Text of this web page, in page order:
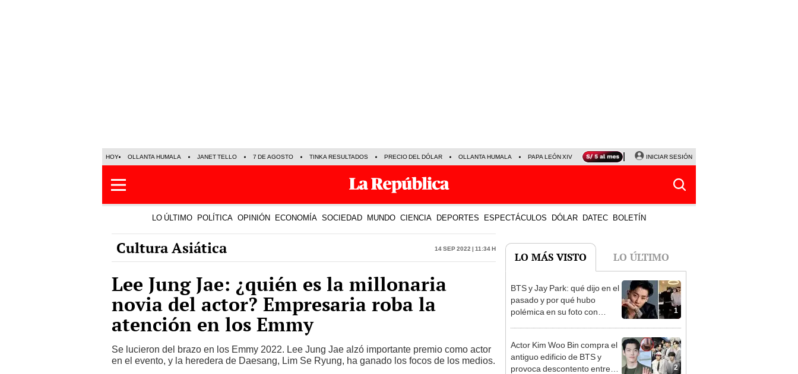
HOY OLLANTA HUMALA JANET TELLO 7 DE AGOSTO TINKA RESULTADOS PRECIO DEL DÓLAR OLLANTA HUMALA PAPA LEÓN XIV NALDY SALDAÑA LA BELLA LUZ
INICIAR SESIÓN
LO ÚLTIMO POLÍTICA OPINIÓN ECONOMÍA SOCIEDAD MUNDO CIENCIA DEPORTES ESPECTÁCULOS DÓLAR DATEC BOLETÍN
Cultura Asiática 14 Sep 2022 | 11:34 h
Lee Jung Jae: ¿quién es la millonaria
novia del actor? Empresaria roba la
atención en los Emmy
Se lucieron del brazo en los Emmy 2022. Lee Jung Jae alzó importante premio como actor
en el evento, y la heredera de Daesang, Lim Se Ryung, ha ganado los focos de los medios.
LO MÁS VISTO LO ÚLTIMO
1
BTS y Jay Park: qué dijo en el
pasado y por qué hubo
polémica en su foto con
2
Actor Kim Woo Bin compra el
antiguo edificio de BTS y
provoca descontento entre